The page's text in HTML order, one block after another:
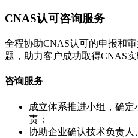
CNAS认可咨询服务
全程协助CNAS认可的申报和
题，助力客户成功取得CNAS
咨询服务
成立体系推进小组，确
责；
协助企业确认技术负责